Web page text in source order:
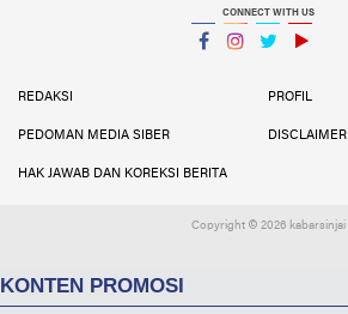
CONNECT WITH US
REDAKSI
PROFIL
PEDOMAN MEDIA SIBER DISCLAIMER
HAK JAWAB DAN KOREKSI BERITA
Copyright © 2026 kabarsinjai